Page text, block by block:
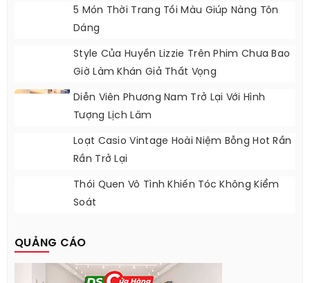
5 Món Thời Trang Tối Màu Giúp Nàng Tôn
Dáng
Style Của Huyền Lizzie Trên Phim Chưa Bao
Giờ Làm Khán Giả Thất Vọng
Diễn Viên Phương Nam Trở Lại Với Hình
Tượng Lịch Lãm
Loạt Casio Vintage Hoài Niệm Bỗng Hot Rần
Rần Trở Lại
Thói Quen Vô Tình Khiến Tóc Không Kiểm
Soát
QUẢNG CÁO